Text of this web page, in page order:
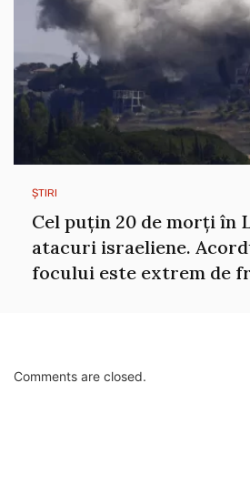
ȘTIRI
Cel puțin 20 de morți în
atacuri israeliene.
focului este extrem de
Comments are closed.